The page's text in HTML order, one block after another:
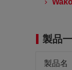
製品
製品名